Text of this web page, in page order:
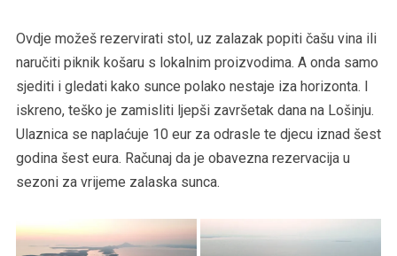
Ovdje možeš rezervirati stol, uz zalazak popiti čašu vina ili
naručiti piknik košaru s lokalnim proizvodima. A onda samo
sjediti i gledati kako sunce polako nestaje iza horizonta. I
iskreno, teško je zamisliti ljepši završetak dana na Lošinju.
Ulaznica se naplaćuje 10 eur za odrasle te djecu iznad šest
godina šest eura. Računaj da je obavezna rezervacija u
sezoni za vrijeme zalaska sunca.